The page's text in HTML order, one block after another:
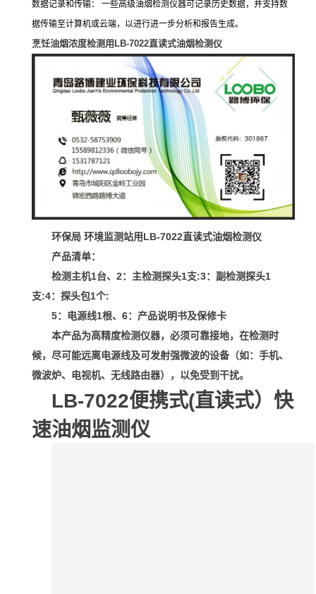
数据记录和传输： 一些高级油烟检测仪器可记录历史数据，并支持数
据传输至计算机或云端，以进行进一步分析和报告生成。
烹饪油烟浓度检测用 LB-7022直读式油烟检测仪
环保局 环境监测站用LB-7022直读式油烟检测仪
产品清单：
检测主机1台、2：主检测探头1支:3：副检测探头1
支:4：探头包1个:
5：电源线1根、6：产品说明书及保修卡
本产品为高精度检测仪器，必须可靠接地，在检测时
候，尽可能远离电源线及可发射强微波的设备（如：手机、
微波炉、电视机、无线路由器），以免受到干扰。
LB-7022便携式(直读式）快
速油烟监测仪